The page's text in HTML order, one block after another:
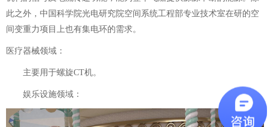
此之外，中国科学院光电研究院空间系统工程部专业技术室在研的空
间变重力项目上也有集电环的需求。
医疗器械领域：
主要用于螺旋CT机。
娱乐设施领域：